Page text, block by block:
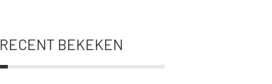
RECENT BEKEKEN